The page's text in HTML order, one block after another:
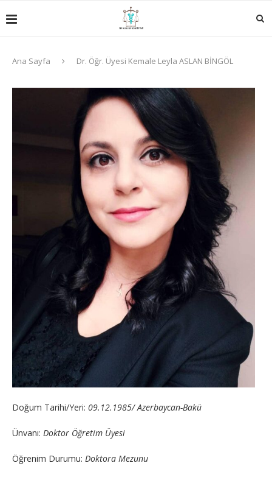
Ana Sayfa Dr. Öğr. Üyesi Kemale Leyla ASLAN BİNGÖL
Doğum Tarihi/Yeri: 09.12.1985/Azerbaycan-Bakü
Ünvanı: Doktor Öğretim Üyesi
Öğrenim Durumu: Doktora Mezunu